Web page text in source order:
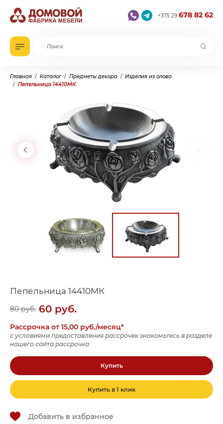
+375 29 678 82 62
Главная Каталог Предметы декора
Изделия из олова
Пепельница 14410МК
Пепельница 14410МК
80руб. 60 руб.
Рассрочка от 15,00 руб./месяц*
с условиями предоставления рассрочек знакомьтесь в разделе
нашего сайта рассрочка
Купить
Купить в 1 клик
Добавить в избранное